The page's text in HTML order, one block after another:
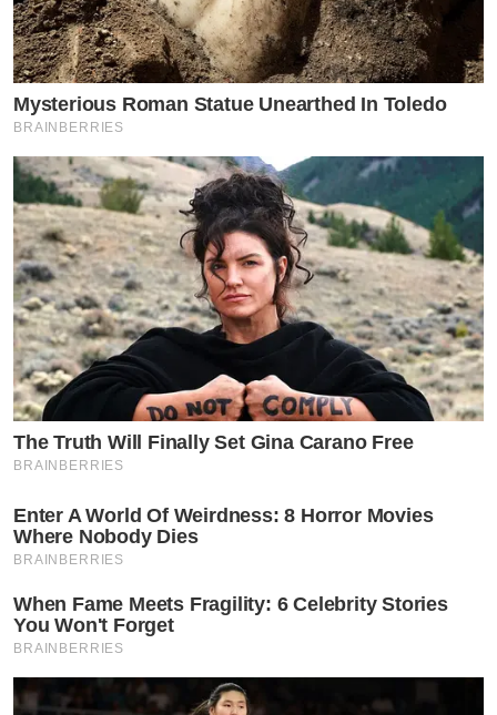
Mysterious Roman Statue Unearthed In Toledo
BRAINBERRIES
The Truth Will Finally Set Gina Carano Free
BRAINBERRIES
Enter A World Of Weirdness: 8 Horror Movies
Where Nobody Dies
BRAINBERRIES
When Fame Meets Fragility: 6 Celebrity Stories
You Won't Forget
BRAINBERRIES